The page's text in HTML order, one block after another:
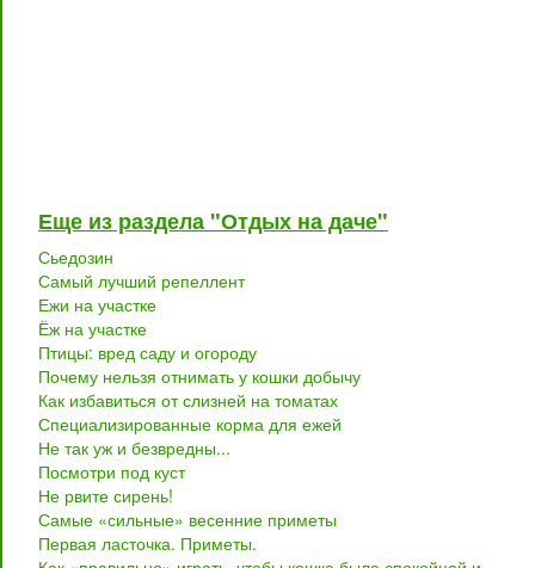
Еще из раздела "Отдых на даче"
Сьедозин
Самый лучший репеллент
Ежи на участке
Ёж на участке
Птицы: вред саду и огороду
Почему нельзя отнимать у кошки добычу
Как избавиться от слизней на томатах
Специализированные корма для ежей
Не так уж и безвредны...
Посмотри под куст
Не рвите сирень!
Самые «сильные» весенние приметы
Первая ласточка. Приметы.